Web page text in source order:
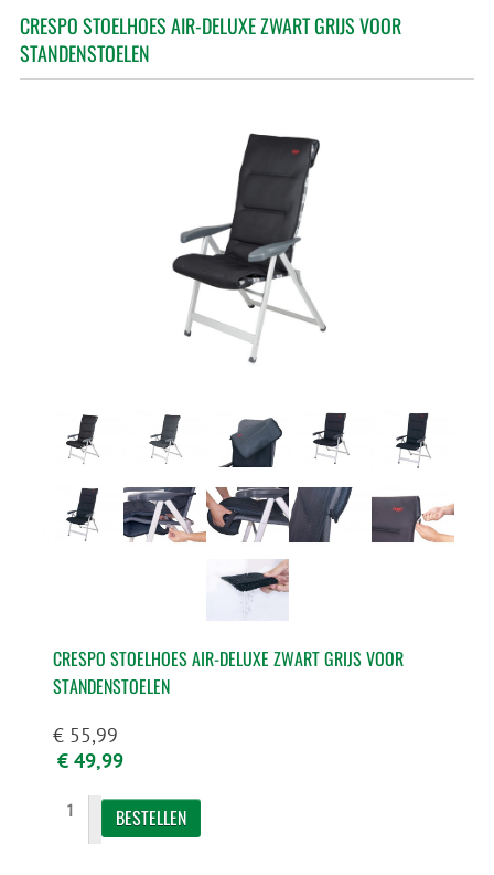
CRESPO STOELHOES AIR-DELUXE ZWART GRIJS VOOR
STANDENSTOELEN
CRESPO STOELHOES AIR-DELUXE ZWART GRIJS VOOR
STANDENSTOELEN
€ 55,99
€ 49,99